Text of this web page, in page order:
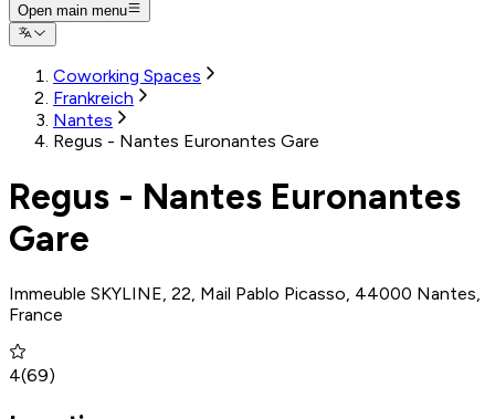
Open main menu
Coworking Spaces
Frankreich
Nantes
Regus - Nantes Euronantes Gare
Regus - Nantes Euronantes
Gare
Immeuble SKYLINE, 22, Mail Pablo Picasso, 44000 Nantes,
France
4(69)